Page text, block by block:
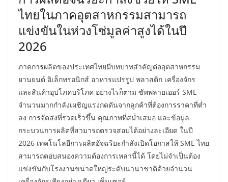
ไทยในภาคอุตสาหกรรมสามารถ
แข่งขันในห่วงโซ่มูลค่าสูงได้ในปี
2026
ภาคการผลิตของประเทศไทยมีบทบาทสำคัญต่ออุตสาหกรรม
ยานยนต์ อิเล็กทรอนิกส์ อาหารแปรรูป พลาสติก เครื่องจักร
และสินค้าอุปโภคบริโภค อย่างไรก็ตาม ซัพพลายเออร์ SME
จำนวนมากกำลังเผชิญแรงกดดันจากลูกค้าที่ต้องการราคาที่ต่ำ
ลง การจัดส่งที่รวดเร็วขึ้น คุณภาพที่สม่ำเสมอ และข้อมูล
กระบวนการผลิตที่สามารถตรวจสอบได้อย่างละเอียด ในปี
2026 เทคโนโลยีการผลิตอัจฉริยะกำลังเปิดโอกาสให้ SME ไทย
สามารถตอบสนองความต้องการเหล่านี้ได้ โดยไม่จำเป็นต้อง
แข่งขันกับโรงงานขนาดใหญ่ระดับนานาชาติด้วยจำนวน